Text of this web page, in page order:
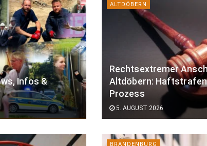
Infos &
ALTDÖBERN
Rechtsextremer
Altdöbern:
Prozess
5. AUGUST 2026
BRANDENBURG